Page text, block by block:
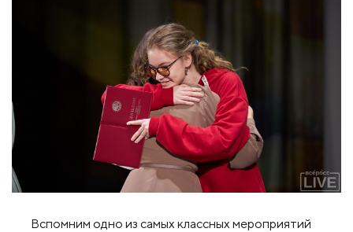
Вспомним одно из самых классных мероприятий